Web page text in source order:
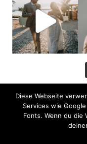
©2026
Diese Webseite
Services wie
Fonts. Wenn du